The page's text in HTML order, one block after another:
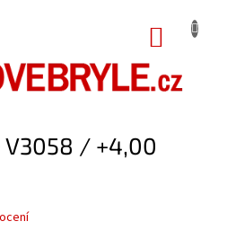
/ +4,00